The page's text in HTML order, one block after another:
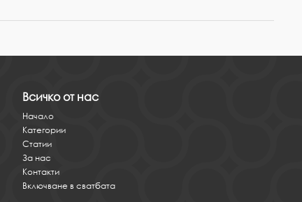
Всичко от нас
Начало
Категории
Статии
За нас
Контакти
Включване в сватбата